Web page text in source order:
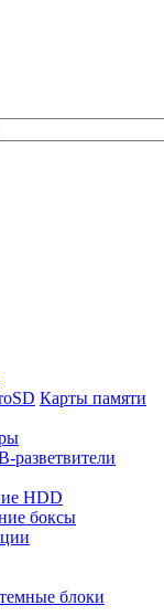
Карты памяти
разветвители
HDD
боксы
блоки